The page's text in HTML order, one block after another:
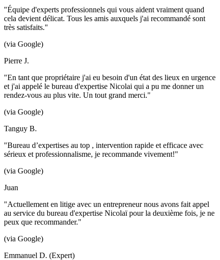
"Équipe d'experts professionnels qui vous aident vraiment quand
cela devient délicat. Tous les amis auxquels j'ai recommandé sont
très satisfaits."
(via Google)
Pierre J.
"En tant que propriétaire j'ai eu besoin d'un état des lieux en urgence
et j'ai appelé le bureau d'expertise Nicolai qui a pu me donner un
rendez-vous au plus vite. Un tout grand merci."
(via Google)
Tanguy B.
"Bureau d’expertises au top , intervention rapide et efficace avec
sérieux et professionnalisme, je recommande vivement!"
(via Google)
Juan
"Actuellement en litige avec un entrepreneur nous avons fait appel
au service du bureau d'expertise Nicolaï pour la deuxième fois, je ne
peux que recommander."
(via Google)
Emmanuel D. (Expert)